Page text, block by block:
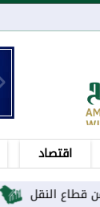
اقتصاد